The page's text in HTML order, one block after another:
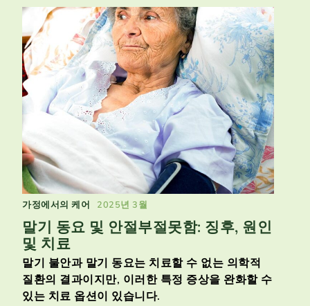
가정에서의 케어 2025년 3월
말기 동요 및 안절부절못함: 징후, 원인
및 치료
말기 불안과 말기 동요는 치료할 수 없는 의학적
질환의 결과이지만, 이러한 특정 증상을 완화할 수
있는 치료 옵션이 있습니다.